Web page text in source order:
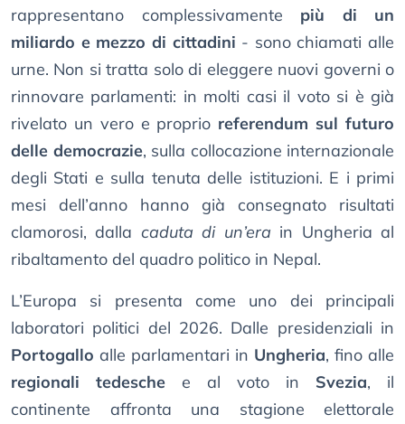
rappresentano complessivamente più di un
miliardo e mezzo di cittadini - sono chiamati alle
urne. Non si tratta solo di eleggere nuovi governi o
rinnovare parlamenti: in molti casi il voto si è già
rivelato un vero e proprio referendum sul futuro
delle democrazie, sulla collocazione internazionale
degli Stati e sulla tenuta delle istituzioni. E i primi
mesi dell’anno hanno già consegnato risultati
clamorosi, dalla caduta di un’era in Ungheria al
ribaltamento del quadro politico in Nepal.
L’Europa si presenta come uno dei principali
laboratori politici del 2026. Dalle presidenziali in
Portogallo alle parlamentari in Ungheria, fino alle
regionali tedesche e al voto in Svezia, il
continente affronta una stagione elettorale